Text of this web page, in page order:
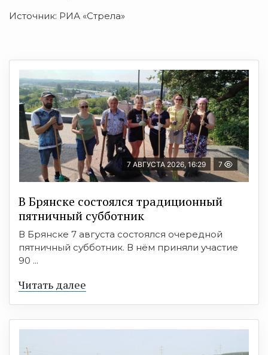
Источник: РИА «Стрела»
7 АВГУСТА 2026, 16:29 7
В Брянске состоялся традиционный
пятничный субботник
В Брянске 7 августа состоялся очередной
пятничный субботник. В нём приняли участие
90 ...
Читать далее